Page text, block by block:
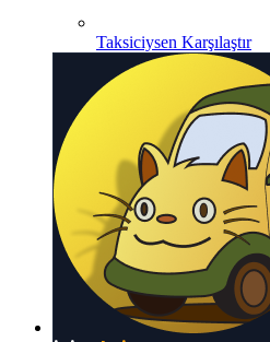
Taksiciysen Karşılaştır